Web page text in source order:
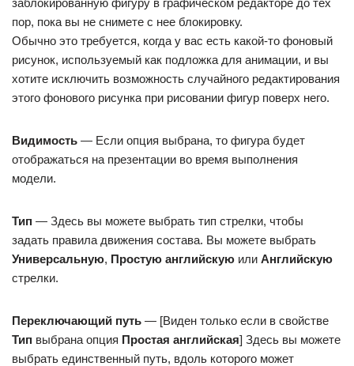
заблокированную фигуру в графическом редакторе до тех
пор, пока вы не снимете с нее блокировку.
Обычно это требуется, когда у вас есть какой-то фоновый
рисунок, используемый как подложка для анимации, и вы
хотите исключить возможность случайного редактирования
этого фонового рисунка при рисовании фигур поверх него.
Видимость — Если опция выбрана, то фигура будет
отображаться на презентации во время выполнения
модели.
Тип — Здесь вы можете выбрать тип стрелки, чтобы
задать правила движения состава. Вы можете выбрать
Универсальную, Простую английскую или Английскую
стрелки.
Переключающий путь — [Виден только если в свойстве
Тип выбрана опция Простая английская] Здесь вы можете
выбрать единственный путь, вдоль которого может